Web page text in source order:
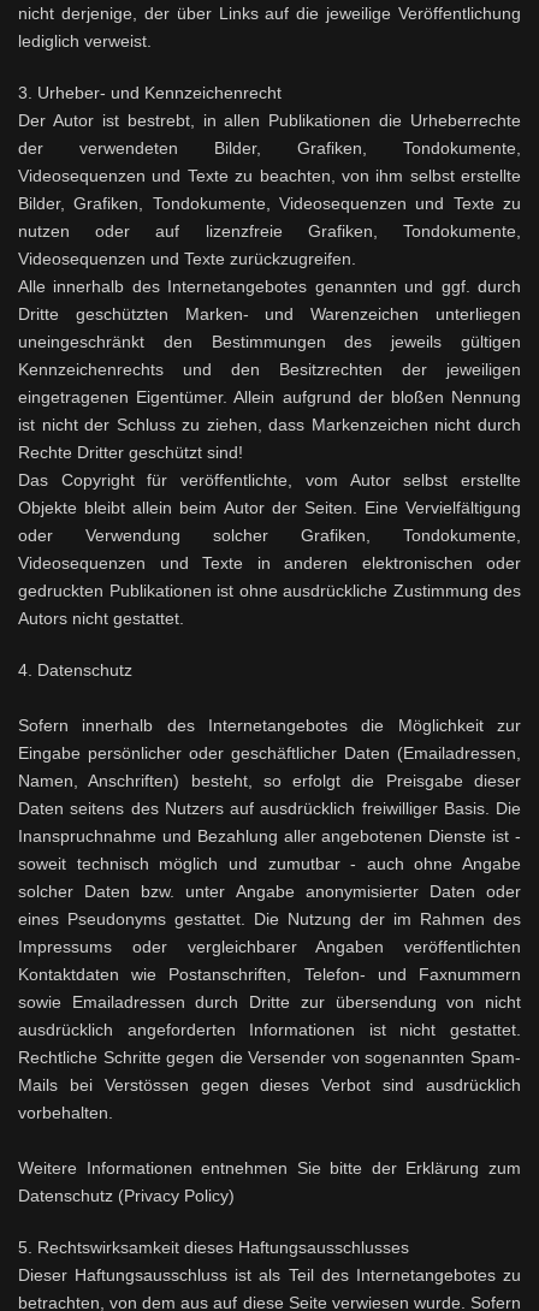
nicht derjenige, der über Links auf die jeweilige Veröffentlichung
lediglich verweist.
3. Urheber- und Kennzeichenrecht
Der Autor ist bestrebt, in allen Publikationen die Urheberrechte
der verwendeten Bilder, Grafiken, Tondokumente,
Videosequenzen und Texte zu beachten, von ihm selbst erstellte
Bilder, Grafiken, Tondokumente, Videosequenzen und Texte zu
nutzen oder auf lizenzfreie Grafiken, Tondokumente,
Videosequenzen und Texte zurückzugreifen.
Alle innerhalb des Internetangebotes genannten und ggf. durch
Dritte geschützten Marken- und Warenzeichen unterliegen
uneingeschränkt den Bestimmungen des jeweils gültigen
Kennzeichenrechts und den Besitzrechten der jeweiligen
eingetragenen Eigentümer. Allein aufgrund der bloßen Nennung
ist nicht der Schluss zu ziehen, dass Markenzeichen nicht durch
Rechte Dritter geschützt sind!
Das Copyright für veröffentlichte, vom Autor selbst erstellte
Objekte bleibt allein beim Autor der Seiten. Eine Vervielfältigung
oder Verwendung solcher Grafiken, Tondokumente,
Videosequenzen und Texte in anderen elektronischen oder
gedruckten Publikationen ist ohne ausdrückliche Zustimmung des
Autors nicht gestattet.
4. Datenschutz
Sofern innerhalb des Internetangebotes die Möglichkeit zur
Eingabe persönlicher oder geschäftlicher Daten (Emailadressen,
Namen, Anschriften) besteht, so erfolgt die Preisgabe dieser
Daten seitens des Nutzers auf ausdrücklich freiwilliger Basis. Die
Inanspruchnahme und Bezahlung aller angebotenen Dienste ist -
soweit technisch möglich und zumutbar - auch ohne Angabe
solcher Daten bzw. unter Angabe anonymisierter Daten oder
eines Pseudonyms gestattet. Die Nutzung der im Rahmen des
Impressums oder vergleichbarer Angaben veröffentlichten
Kontaktdaten wie Postanschriften, Telefon- und Faxnummern
sowie Emailadressen durch Dritte zur übersendung von nicht
ausdrücklich angeforderten Informationen ist nicht gestattet.
Rechtliche Schritte gegen die Versender von sogenannten Spam-
Mails bei Verstössen gegen dieses Verbot sind ausdrücklich
vorbehalten.
Weitere Informationen entnehmen Sie bitte der Erklärung zum
Datenschutz (Privacy Policy)
5. Rechtswirksamkeit dieses Haftungsausschlusses
Dieser Haftungsausschluss ist als Teil des Internetangebotes zu
betrachten, von dem aus auf diese Seite verwiesen wurde. Sofern